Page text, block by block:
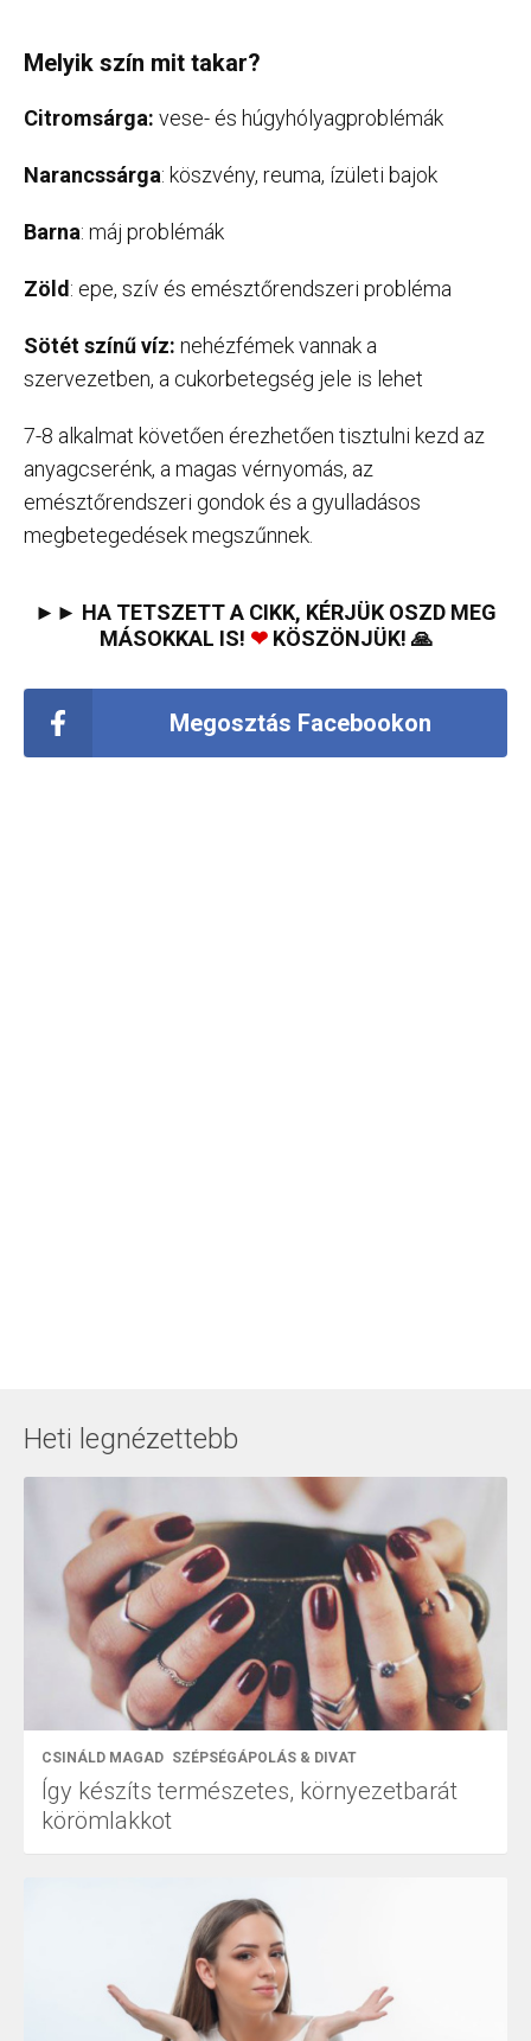
Melyik szín mit takar?
Citromsárga: vese- és húgyhólyagproblémák
Narancssárga: köszvény, reuma, ízületi bajok
Barna: máj problémák
Zöld: epe, szív és emésztőrendszeri probléma
Sötét színű víz: nehézfémek vannak a
szervezetben, a cukorbetegség jele is lehet
7-8 alkalmat követően érezhetően tisztulni kezd az
anyagcserénk, a magas vérnyomás, az
emésztőrendszeri gondok és a gyulladásos
megbetegedések megszűnnek.
►► HA TETSZETT A CIKK, KÉRJÜK OSZD MEG
MÁSOKKAL IS! ❤KÖSZÖNJÜK! 🙏
Megosztás Facebookon
Heti legnézettebb
CSINÁLD MAGAD SZÉPSÉGÁPOLÁS & DIVAT
Így készíts természetes, környezetbarát
körömlakkot